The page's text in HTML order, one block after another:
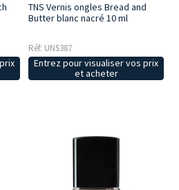
TNS Vernis ongles Bread and
Butter blanc nacré 10 ml
Réf: UNS387
Entrez pour visualiser vos prix
et acheter